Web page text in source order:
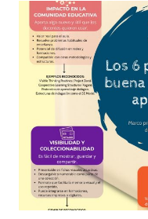
EL
CAMINO.